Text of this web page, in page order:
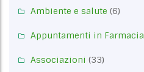
Ambiente e salute (6)
Appuntamenti in Farmacia
Associazioni (33)